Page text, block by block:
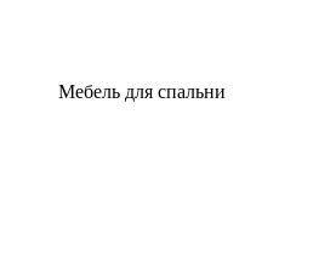
Мебель для спальни